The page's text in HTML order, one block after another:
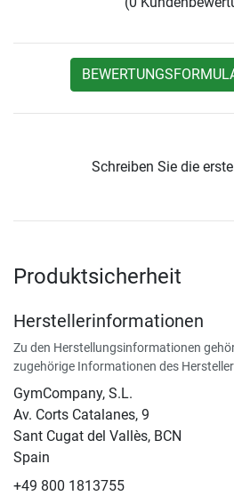
Schreiben Sie die
Produktsicherheit
Herstellerinformationen
Zu den Herstellungsinformationen
zugehörige Informationen des
GymCompany, S.L.
Av. Corts Catalanes, 9
Sant Cugat del Vallès, BCN
Spain
+49 800 1813755